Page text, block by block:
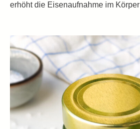
erhöht die Eisenaufnahme im